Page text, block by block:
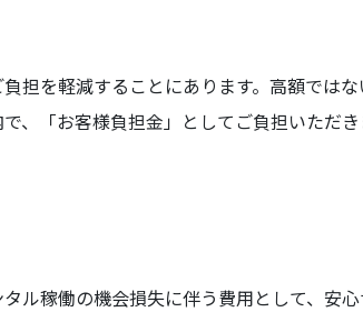
担を軽減することにあります。高額では
、「お客様負担金」としてご負担いただき
ル稼働の機会損失に伴う費用として、安